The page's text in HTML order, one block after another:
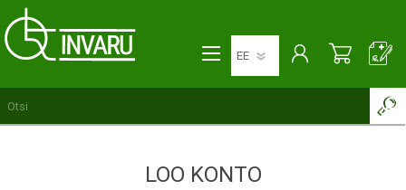
LOO KONTO